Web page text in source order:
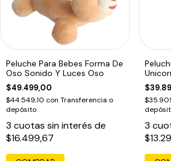
Peluche Para Bebes Forma De
Oso Sonido Y Luces Oso
$49.499,00
$44.549,10 con Transferencia o
depósito
3 cuotas sin interés de
$16.499,67
3